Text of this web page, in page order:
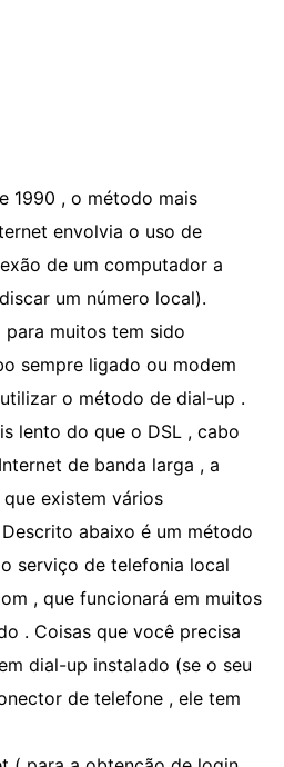
1990 , o método mais
envolvia o uso de
de um computador a
um número local).
muitos tem sido
sempre ligado ou modem
o método de dial-up .
lento do que o DSL , cabo
de banda larga , a
existem vários
abaixo é um método
serviço de telefonia local
, que funcionará em muitos
. Coisas que você precisa
dial-up instalado (se o seu
de telefone , ele tem